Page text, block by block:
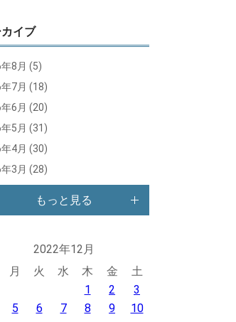
イブ
8月 (5)
7月 (18)
6月 (20)
5月 (31)
4月 (30)
3月 (28)
もっと見る
2022年12月
月 火 水 木 金
土
1
2
3
5 6 7 8 9
10